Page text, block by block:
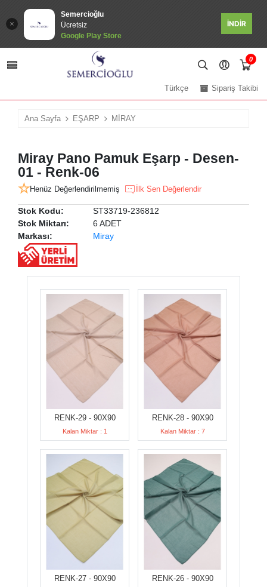
Semercioğlu
Ücretsiz
Google Play Store
İNDİR
0
Sipariş Takibi
Türkçe
Ana Sayfa EŞARP MİRAY
Miray Pano Pamuk Eşarp - Desen-
01 - Renk-06
Henüz Değerlendirilmemiş İlk Sen Değerlendir
Stok Kodu:
ST33719-236812
Stok Miktarı:
6 ADET
Markası:
Miray
RENK-29 - 90X90
Kalan Miktar : 1
RENK-28 - 90X90
Kalan Miktar : 7
RENK-27 - 90X90 RENK-26 - 90X90